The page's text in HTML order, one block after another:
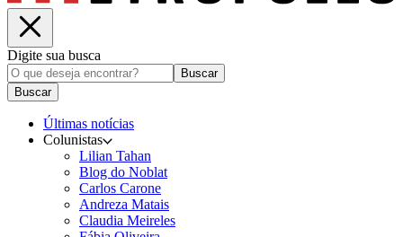
Digite sua busca
Buscar
Buscar
Últimas notícias
Colunistas
Lilian Tahan
Blog do Noblat
Carlos Carone
Andreza Matais
Claudia Meireles